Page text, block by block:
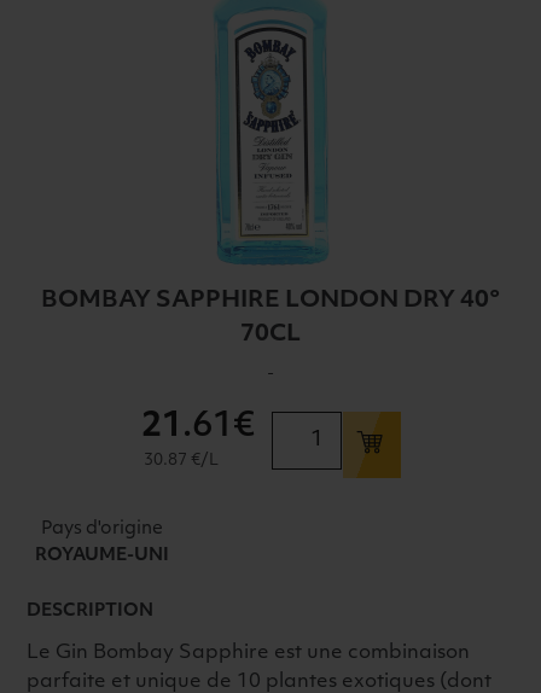
BOMBAY SAPPHIRE LONDON DRY 40°
70CL
-
BOMBAY
21 .61€
30.87 €/L
Pays d'origine
ROYAUME-UNI
DESCRIPTION
Le Gin Bombay Sapphire est une combinaison
parfaite et unique de 10 plantes exotiques (dont